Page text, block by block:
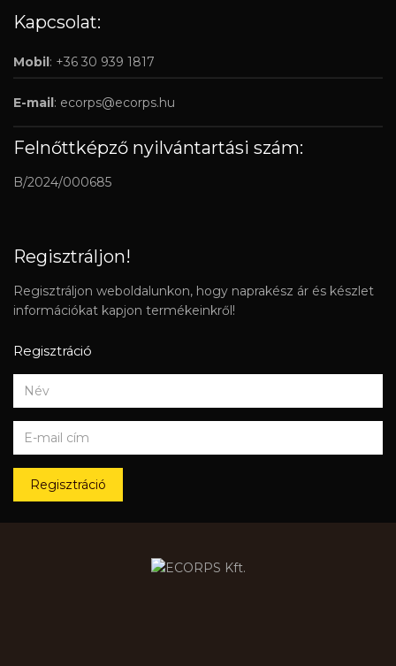
Kapcsolat:
Mobil: +36 30 939 1817
E-mail: ecorps@ecorps.hu
Felnőttképző nyilvántartási szám:
B/2024/000685
Regisztráljon!
Regisztráljon weboldalunkon, hogy naprakész ár és készlet
információkat kapjon termékeinkről!
Regisztráció
Regisztráció